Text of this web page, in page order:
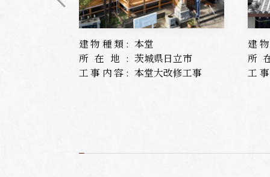
建物種類: 本堂
所在地: 茨城県日立市
工事内容: 本堂大改修工事
建
所
工